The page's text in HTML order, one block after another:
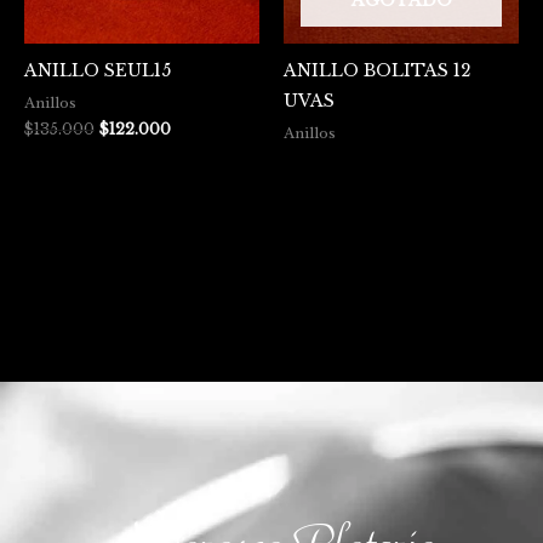
ANILLO SEUL15
Anillos
$135.000 $122.000
ANILLO BOLITAS 12
UVAS
Anillos